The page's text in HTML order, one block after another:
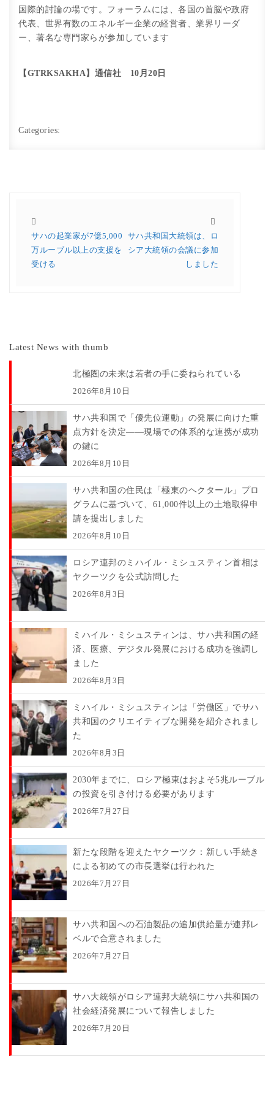
国際的討論の場です。フォーラムには、各国の首脳や政府
代表、世界有数のエネルギー企業の経営者、業界リーダ
ー、著名な専門家らが参加しています
【GTRKSAKHA】通信社 10月20日
Categories:
サハの起業家が7億5,000
万ルーブル以上の支援を
受ける
サハ共和国大統領は、ロ
シア大統領の会議に参加
しました
Latest News with thumb
北極圏の未来は若者の手に委ねられている
2026年8月10日
サハ共和国で「優先位運動」の発展に向けた重
点方針を決定――現場での体系的な連携が成功
の鍵に
2026年8月10日
サハ共和国の住民は「極東のヘクタール」プロ
グラムに基づいて、61,000件以上の土地取得申
請を提出しました
2026年8月10日
ロシア連邦のミハイル・ミシュスティン首相は
ヤクーツクを公式訪問した
2026年8月3日
ミハイル・ミシュスティンは、サハ共和国の経
済、医療、デジタル発展における成功を強調し
ました
2026年8月3日
ミハイル・ミシュスティンは「労働区」でサハ
共和国のクリエイティブな開発を紹介されまし
た
2026年8月3日
2030年までに、ロシア極東はおよそ5兆ルーブル
の投資を引き付ける必要があります
2026年7月27日
新たな段階を迎えたヤクーツク：新しい手続き
による初めての市長選挙は行われた
2026年7月27日
サハ共和国への石油製品の追加供給量が連邦レ
ベルで合意されました
2026年7月27日
サハ大統領がロシア連邦大統領にサハ共和国の
社会経済発展について報告しました
2026年7月20日